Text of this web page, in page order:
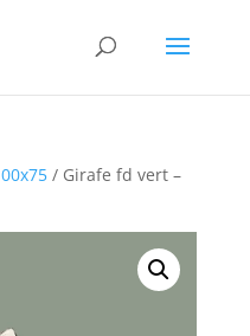
/ Girafe fd vert –